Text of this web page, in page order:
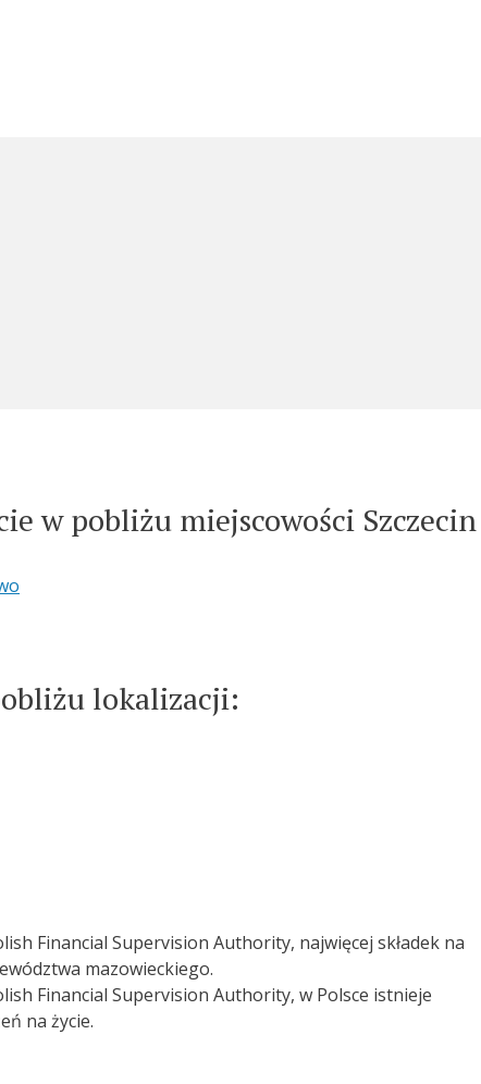
w pobliżu miejscowości Szczecin
lokalizacji:
Financial Supervision Authority, najwięcej składek na
mazowieckiego.
Financial Supervision Authority, w Polsce istnieje
na życie.